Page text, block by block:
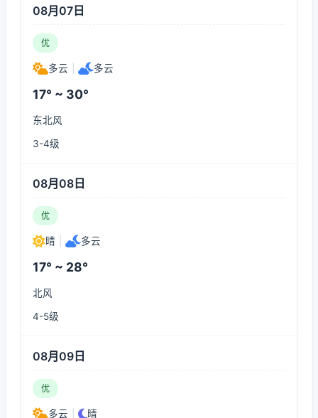
08月07日
优
多云 多云
17° ~ 30°
东北风
3-4级
08月08日
优
晴 多云
17° ~ 28°
北风
4-5级
08月09日
优
多云 晴